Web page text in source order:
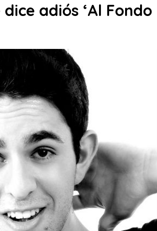
adiós ‘Al